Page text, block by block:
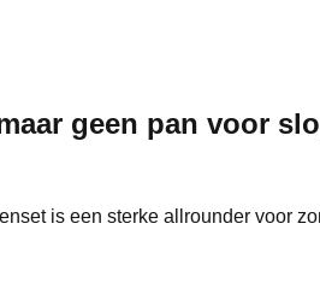
geen pan voor
is een sterke allrounder voor